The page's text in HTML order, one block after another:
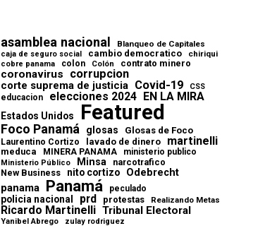
asamblea nacional Blanqueo de Capitales
caja de seguro social cambio democratico chiriqui
cobre panama colon Colón contrato minero
coronavirus corrupcion
corte suprema de justicia Covid-19 CSS
educacion elecciones 2024 EN LA MIRA
Estados Unidos Featured
Foco Panamá glosas Glosas de Foco
Laurentino Cortizo lavado de dinero martinelli
meduca MINERA PANAMA ministerio publico
Ministerio Público Minsa
narcotrafico
New Business
nito cortizo
Odebrecht
panama Panamá peculado
policia nacional prd protestas Realizando Metas
Ricardo Martinelli Tribunal Electoral
Yanibel Abrego zulay rodriguez